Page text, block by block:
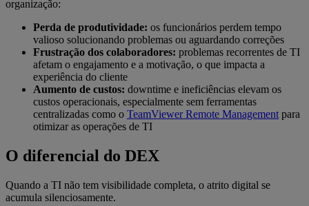
organização:
Perda de produtividade: os funcionários perdem tempo
valioso solucionando problemas ou aguardando correções
Frustração dos colaboradores: problemas recorrentes de TI
afetam o engajamento e a motivação, o que impacta a
experiência do cliente
Aumento de custos: downtime e ineficiências elevam os
custos operacionais, especialmente sem ferramentas
centralizadas como o TeamViewer Remote Management para
otimizar as operações de TI
O diferencial do DEX
Quando a TI não tem visibilidade completa, o atrito digital se
acumula silenciosamente.